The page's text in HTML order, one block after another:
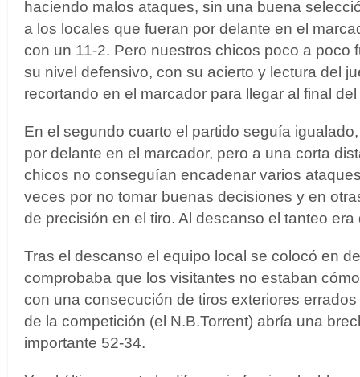
haciendo malos ataques, sin una buena
a los locales que fueran por delante en el
con un 11-2. Pero nuestros chicos poco a poco
su nivel defensivo, con su acierto y lectura del
recortando en el marcador para llegar al final
En el segundo cuarto el partido seguía
por delante en el marcador, pero a una corta
chicos no conseguían encadenar varios
veces por no tomar buenas decisiones y en
de precisión en el tiro. Al descanso el tanteo era
Tras el descanso el equipo local se colocó en
comprobaba que los visitantes no estaban
con una consecución de tiros exteriores
de la competición (el N.B.Torrent) abría una
importante 52-34.